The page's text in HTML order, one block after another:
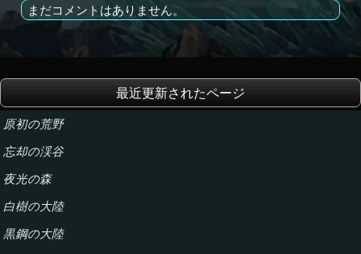
まだコメントはありません。
最近更新されたページ
原初の荒野
忘却の渓谷
夜光の森
白樹の大陸
黒鋼の大陸